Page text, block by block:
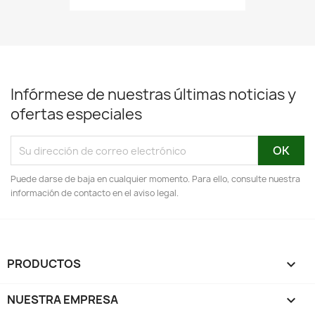
Infórmese de nuestras últimas noticias y
ofertas especiales
Puede darse de baja en cualquier momento. Para ello, consulte nuestra
información de contacto en el aviso legal.
PRODUCTOS 
NUESTRA EMPRESA 